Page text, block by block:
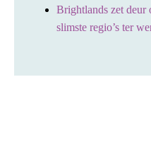
Brightlands zet deur
slimste regio’s ter